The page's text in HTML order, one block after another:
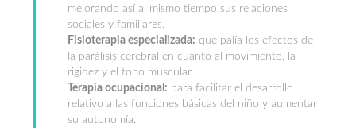
mejorando así al mismo tiempo sus relaciones
sociales y familiares.
Fisioterapia especializada: que palía los efectos de
la parálisis cerebral en cuanto al movimiento, la
rigidez y el tono muscular.
Terapia ocupacional: para facilitar el desarrollo
relativo a las funciones básicas del niño y aumentar
su autonomía.